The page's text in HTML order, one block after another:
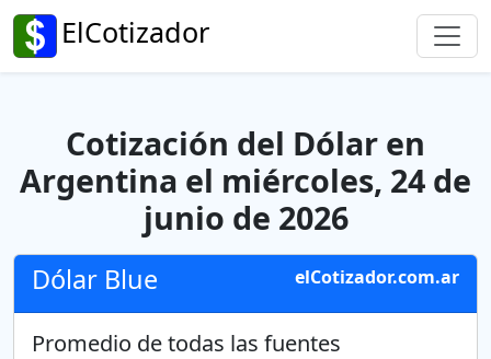
ElCotizador
Cotización del Dólar en
Argentina el miércoles, 24 de
junio de 2026
Dólar Blue elCotizador.com.ar
Promedio de todas las fuentes